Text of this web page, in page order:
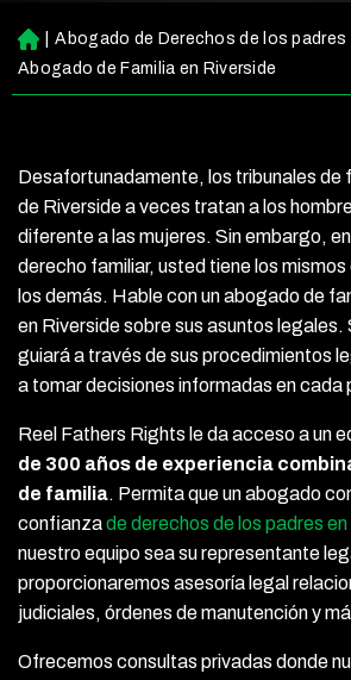
Ini
ci
o
Abogado de Derechos de los padres
Abogado de Familia en Riverside
Desafortunadamente, los tribunales de
de Riverside a veces tratan a los
diferente a las mujeres. Sin embargo,
derecho familiar, usted tiene los
los demás. Hable con un abogado de
en Riverside sobre sus asuntos legales.
guiará a través de sus procedimientos
a tomar decisiones informadas en cada
Reel Fathers Rights le da acceso a un
de 300 años de experiencia
de familia. Permita que un abogado
confianzade derechos de los padres
nuestro equipo sea su representante
proporcionaremos asesoría legal
judiciales, órdenes de manutención y
Ofrecemos consultas privadas donde